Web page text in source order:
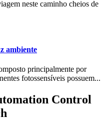
neste caminho cheios de
ambiente
principalmente por
fotossensíveis possuem...
Control